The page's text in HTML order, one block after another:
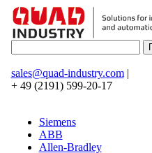
sales@quad-industry.com|
+ 49 (2191) 599-20-17
Siemens
ABB
Allen-Bradley